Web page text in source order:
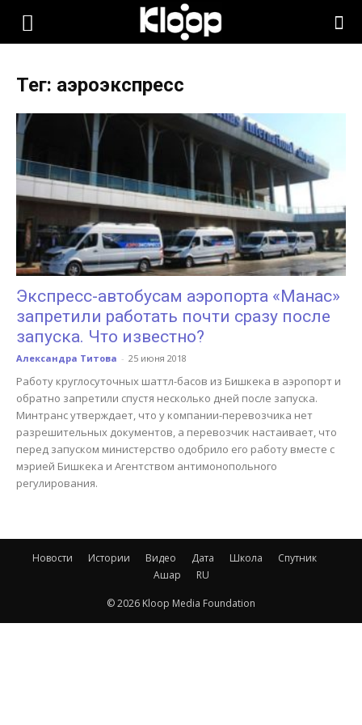
KLOOP.KG
Новости
Кыргызстана
Тег: аэроэкспресс
Экспресс-автобусам аэропорта «Манас»
запретили работать почти сразу после
запуска. Что известно?
Александра Титова - 25 июня 2018
Работу круглосуточных шаттл-басов из Бишкека в аэропорт и
обратно запретили спустя несколько дней после запуска.
Минтранс утверждает, что у компании-перевозчика нет
разрешительных документов, а перевозчик настаивает, что
перед запуском министерство одобрило его работу вместе с
мэрией Бишкека и Агентством антимонопольного
регулирования.
Новости Истории Видео Дата Школа
Спутник
Ашар
RU
© 2026 Kloop Media Foundation